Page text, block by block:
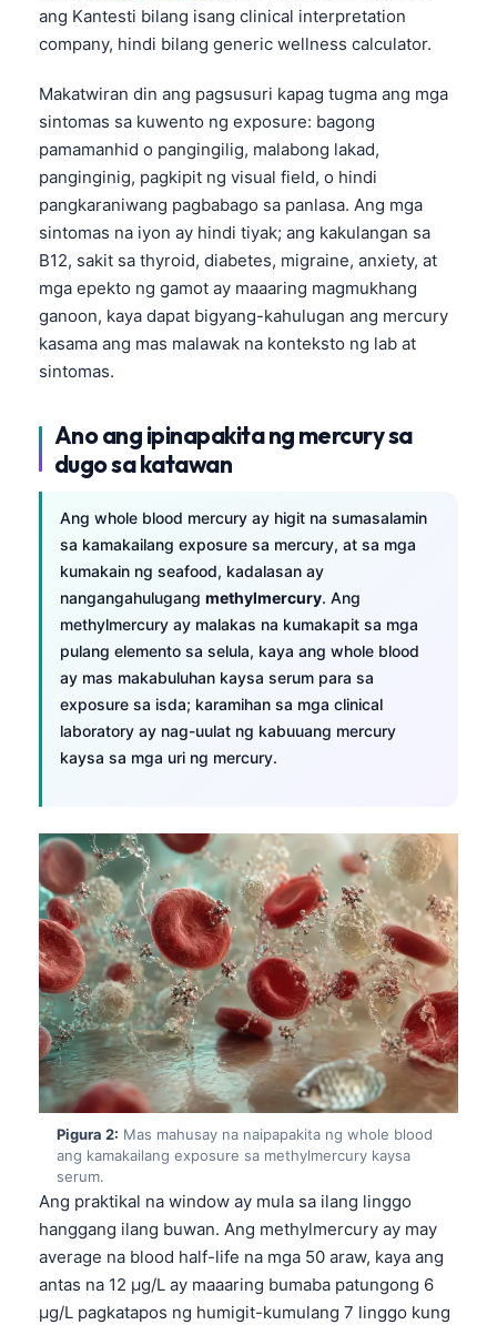
ang Kantesti bilang isang clinical interpretation
company, hindi bilang generic wellness calculator.
Makatwiran din ang pagsusuri kapag tugma ang mga
sintomas sa kuwento ng exposure: bagong
pamamanhid o pangingilig, malabong lakad,
panginginig, pagkipit ng visual field, o hindi
pangkaraniwang pagbabago sa panlasa. Ang mga
sintomas na iyon ay hindi tiyak; ang kakulangan sa
B12, sakit sa thyroid, diabetes, migraine, anxiety, at
mga epekto ng gamot ay maaaring magmukhang
ganoon, kaya dapat bigyang-kahulugan ang mercury
kasama ang mas malawak na konteksto ng lab at
sintomas.
Ano ang ipinapakita ng mercury sa
dugo sa katawan
Ang whole blood mercury ay higit na sumasalamin
sa kamakailang exposure sa mercury, at sa mga
kumakain ng seafood, kadalasan ay
nangangahulugang methylmercury. Ang
methylmercury ay malakas na kumakapit sa mga
pulang elemento sa selula, kaya ang whole blood
ay mas makabuluhan kaysa serum para sa
exposure sa isda; karamihan sa mga clinical
laboratory ay nag-uulat ng kabuuang mercury
kaysa sa mga uri ng mercury.
Pigura 2: Mas mahusay na naipapakita ng whole blood
ang kamakailang exposure sa methylmercury kaysa
serum.
Ang praktikal na window ay mula sa ilang linggo
hanggang ilang buwan. Ang methylmercury ay may
average na blood half-life na mga 50 araw, kaya ang
antas na 12 µg/L ay maaaring bumaba patungong 6
µg/L pagkatapos ng humigit-kumulang 7 linggo kung